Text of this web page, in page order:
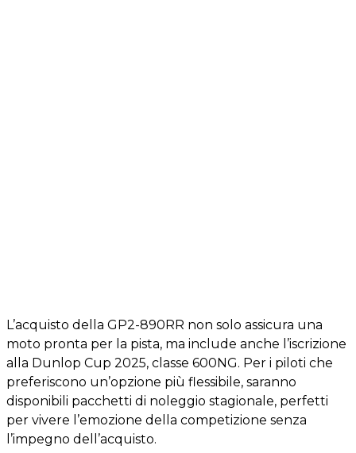
L’acquisto della GP2-890RR non solo assicura una
moto pronta per la pista, ma include anche l’iscrizione
alla Dunlop Cup 2025, classe 600NG. Per i piloti che
preferiscono un’opzione più flessibile, saranno
disponibili pacchetti di noleggio stagionale, perfetti
per vivere l’emozione della competizione senza
l’impegno dell’acquisto.